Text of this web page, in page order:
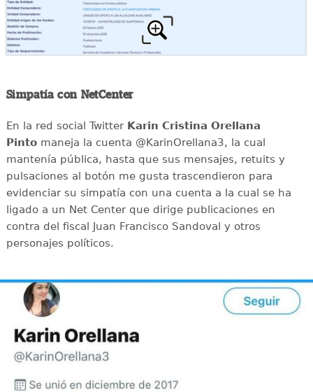
Simpatía con NetCenter
En la red social TwitterKarin Cristina Orellana
Pinto maneja la cuenta @KarinOrellana3, la cual
mantenía pública, hasta que sus mensajes, retuits y
pulsaciones al botón me gusta trascendieron para
evidenciar su simpatía con una cuenta a la cual se ha
ligado a un Net Center que dirige publicaciones en
contra del fiscal Juan Francisco Sandoval y otros
personajes políticos.